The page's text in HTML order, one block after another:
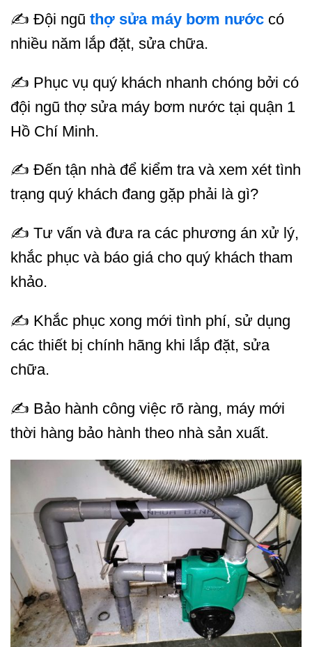
✍ Đội ngũ thợ sửa máy bơm nước có
nhiều năm lắp đặt, sửa chữa.
✍ Phục vụ quý khách nhanh chóng bởi có
đội ngũ thợ sửa máy bơm nước tại quận 1
Hồ Chí Minh.
✍ Đến tận nhà để kiểm tra và xem xét tình
trạng quý khách đang gặp phải là gì?
✍ Tư vấn và đưa ra các phương án xử lý,
khắc phục và báo giá cho quý khách tham
khảo.
✍ Khắc phục xong mới tình phí, sử dụng
các thiết bị chính hãng khi lắp đặt, sửa
chữa.
✍ Bảo hành công việc rõ ràng, máy mới
thời hàng bảo hành theo nhà sản xuất.